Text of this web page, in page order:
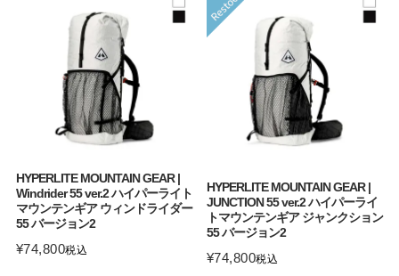
HYPERLITE MOUNTAIN GEAR |
Windrider 55 ver.2 ハイパーライト
マウンテンギア ウィンドライダー
55 バージョン2
¥74,800税込
HYPERLITE MOUNTAIN GEAR |
JUNCTION 55 ver.2 ハイパーライ
トマウンテンギア ジャンクション
55 バージョン2
¥74,800税込